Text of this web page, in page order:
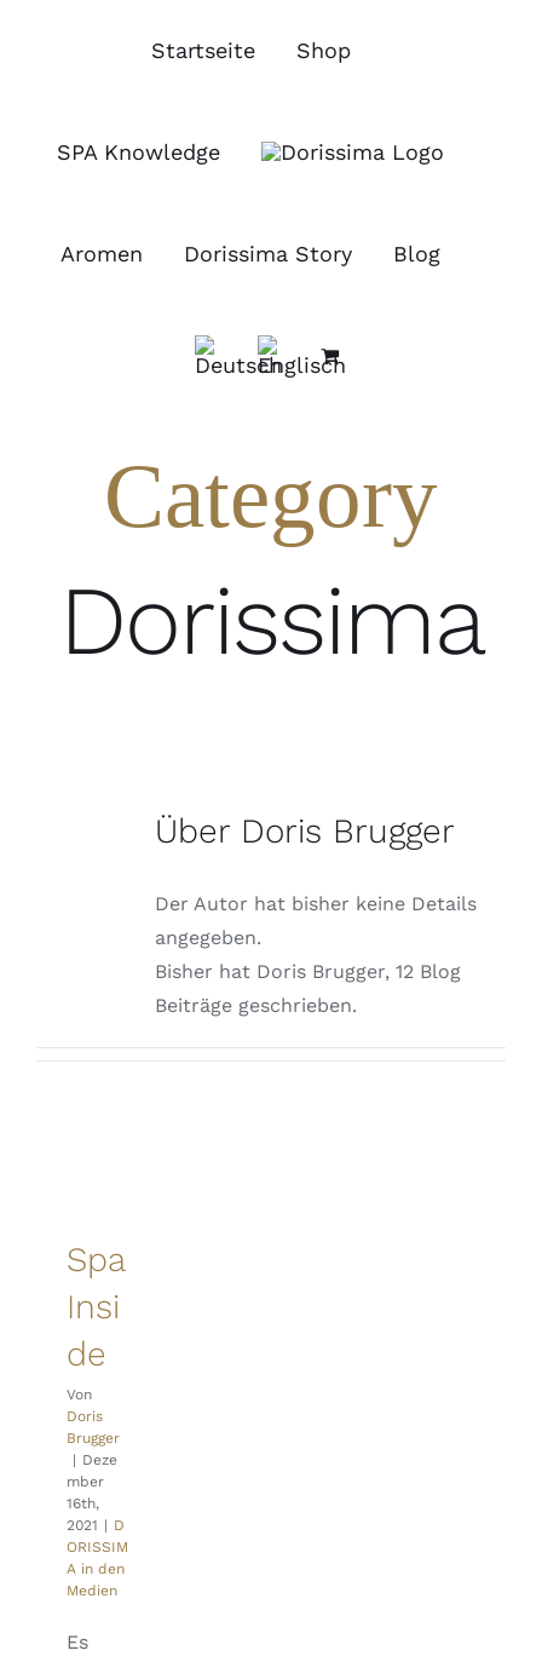
Startseite Shop
SPA Knowledge
Aromen Dorissima Story Blog
Category
Dorissima
Über Doris Brugger
Der Autor hat bisher keine Details
angegeben.
Bisher hat Doris Brugger, 12 Blog
Beiträge geschrieben.
Spa
Insi
de
Von
Doris
Brugger
| Deze
mber
16th,
2021 | D
ORISSIM
A in den
Medien
Es